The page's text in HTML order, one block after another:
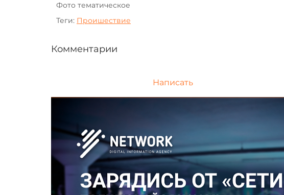
Фото тематическое
Теги: Проишествие
Комментарии
Написать